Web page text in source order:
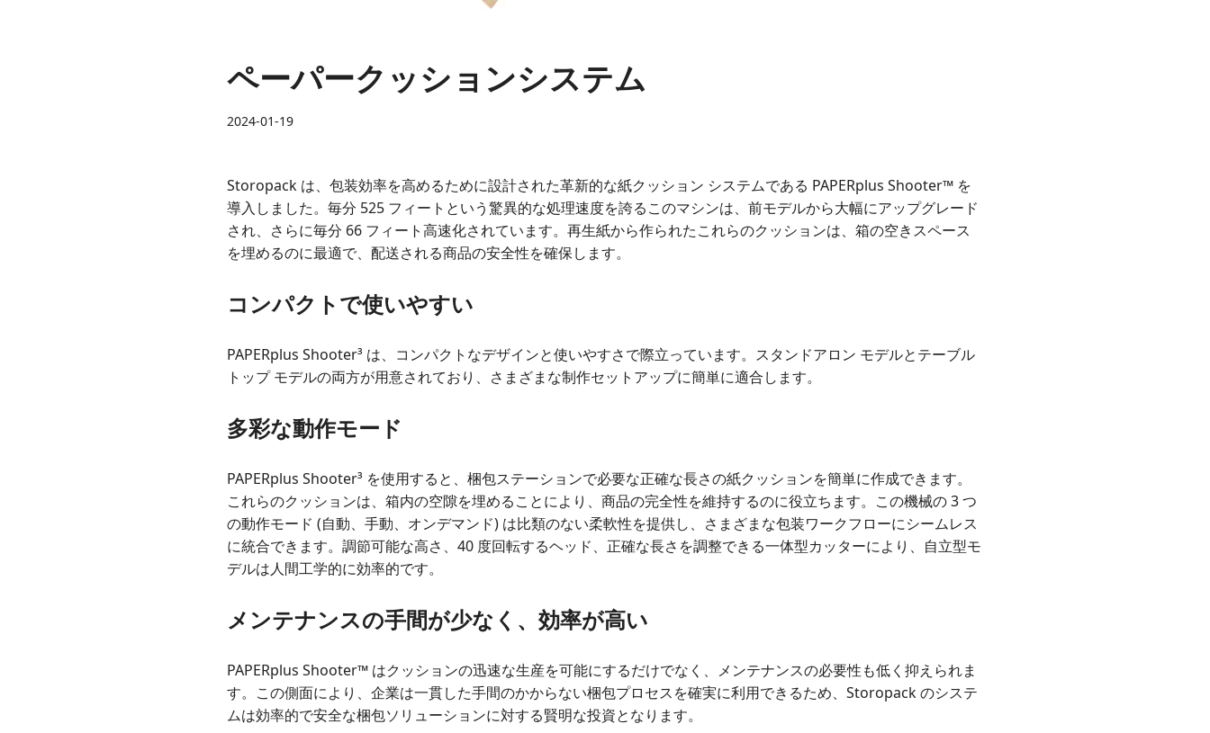
ペーパークッションシステム
2024-01-19
Storopack は、包装効率を高めるために設計された革新的な紙クッション システムである PAPERplus Shooter™ を
導入しました。毎分 525 フィートという驚異的な処理速度を誇るこのマシンは、前モデルから大幅にアップグレード
され、さらに毎分 66 フィート高速化されています。再生紙から作られたこれらのクッションは、箱の空きスペース
を埋めるのに最適で、配送される商品の安全性を確保します。
コンパクトで使いやすい
PAPERplus Shooter³ は、コンパクトなデザインと使いやすさで際立っています。スタンドアロン モデルとテーブル
トップ モデルの両方が用意されており、さまざまな制作セットアップに簡単に適合します。
多彩な動作モード
PAPERplus Shooter³ を使用すると、梱包ステーションで必要な正確な長さの紙クッションを簡単に作成できます。
これらのクッションは、箱内の空隙を埋めることにより、商品の完全性を維持するのに役立ちます。この機械の 3 つ
の動作モード (自動、手動、オンデマンド) は比類のない柔軟性を提供し、さまざまな包装ワークフローにシームレス
に統合できます。調節可能な高さ、40 度回転するヘッド、正確な長さを調整できる一体型カッターにより、自立型モ
デルは人間工学的に効率的です。
メンテナンスの手間が少なく、効率が高い
PAPERplus Shooter™ はクッションの迅速な生産を可能にするだけでなく、メンテナンスの必要性も低く抑えられま
す。この側面により、企業は一貫した手間のかからない梱包プロセスを確実に利用できるため、Storopack のシステ
ムは効率的で安全な梱包ソリューションに対する賢明な投資となります。